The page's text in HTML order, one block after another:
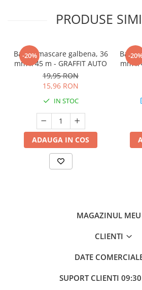
PRODUSE
-20%
Banda mascare galbena, 36
mm x 45 m - GRAFFIT AUTO
19,95 RON
15,96 RON
IN STOC
ADAUGA IN COS
-
mm x
MAGAZINUL MEU
CLIENTI
DATE
SUPORT CLIENTI